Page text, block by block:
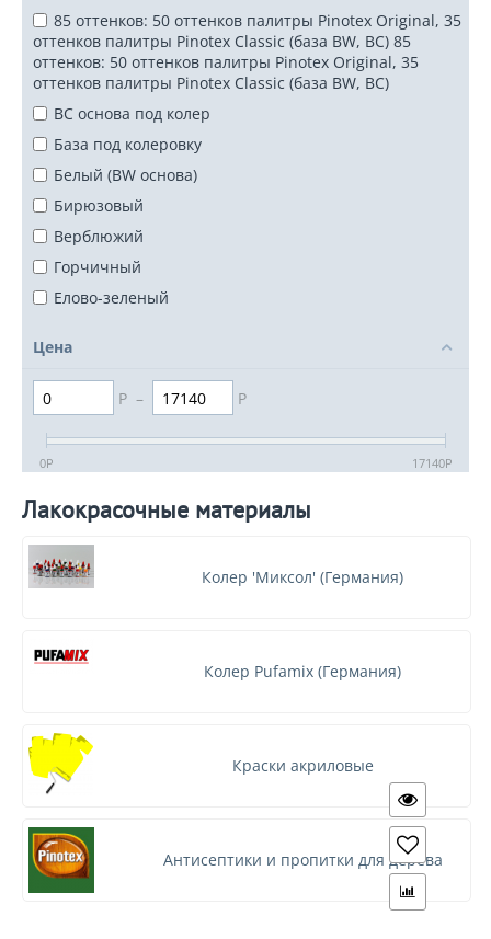
85 оттенков: 50 оттенков палитры Pinotex Original, 35
оттенков палитры Pinotex Classic (база BW, BC) 85
оттенков: 50 оттенков палитры Pinotex Original, 35
оттенков палитры Pinotex Classic (база BW, BC)
BC основа под колер
База под колеровку
Белый (BW основа)
Бирюзовый
Верблюжий
Горчичный
Елово-зеленый
Зеленый
Землянисто-коричневый
Калужница
Каменисто-серый
Каштановый
Красное дерево / Махагон
Красный
Малиновый
Оксид-зеленый
Оксид-красный
Оливковый
Оранжевый
Цена
Р – Р
0Р 17140Р
Лакокрасочные материалы
Колер 'Миксол' (Германия)
Колер Pufamix (Германия)
Краски акриловые
Антисептики и пропитки для дерева